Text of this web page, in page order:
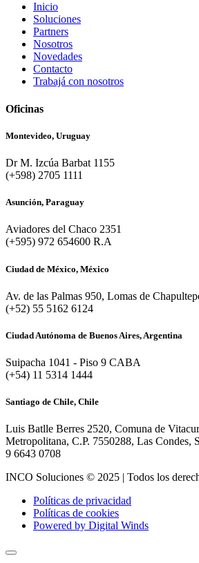
Inicio
Soluciones
Partners
Nosotros
Novedades
Contacto
Trabajá con nosotros
Oficinas
Montevideo, Uruguay
Dr M. Izcúa Barbat 1155
(+598) 2705 1111
Asunción, Paraguay
Aviadores del Chaco 2351
(+595) 972 654600 R.A
Ciudad de México, México
Av. de las Palmas 950, Lomas de
(+52) 55 5162 6124
Ciudad Autónoma de Buenos Aires, Argentina
Suipacha 1041 - Piso 9 CABA
(+54) 11 5314 1444
Santiago de Chile, Chile
Luis Batlle Berres 2520, Comuna de
Metropolitana, C.P. 7550288, Las Condes,
9 6643 0708
INCO Soluciones © 2025 | Todos los
Políticas de privacidad
Políticas de cookies
Powered by Digital Winds